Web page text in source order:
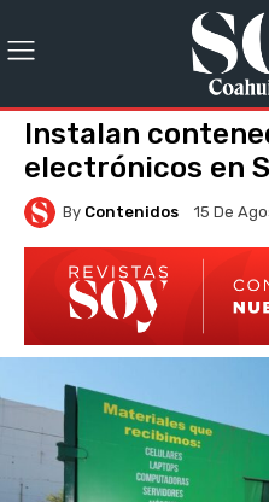
Instalan
electrónicos en
By Contenidos 15 De